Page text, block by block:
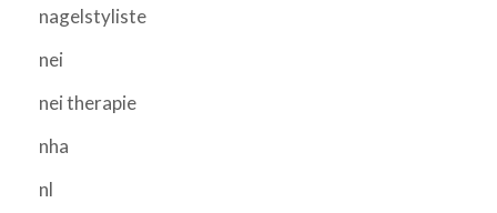
nagelstyliste
nei
nei therapie
nha
nl